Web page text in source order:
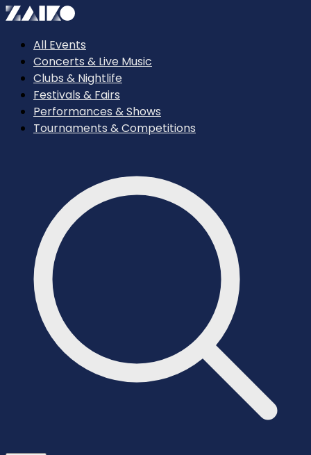
All Events
Concerts & Live Music
Clubs & Nightlife
Festivals & Fairs
Performances & Shows
Tournaments & Competitions